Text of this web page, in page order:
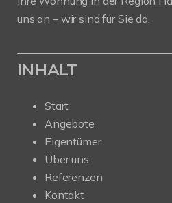
uns an – wir sind für Sie da.
INHALT
Start
Angebote
Eigentümer
Über uns
Referenzen
Kontakt